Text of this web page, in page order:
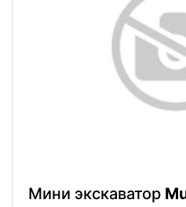
Мини экскаватор